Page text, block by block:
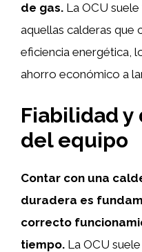
de gas. La OCU
aquellas calderas que
eficiencia energética,
ahorro económico a
Fiabilidad
del equipo
Contar con una
duradera es
correcto
tiempo. La OCU